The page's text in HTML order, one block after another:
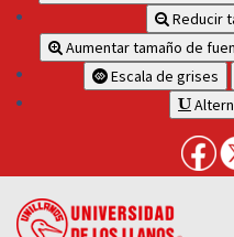
Reducir
Aumentar tamaño de
Escala de grises